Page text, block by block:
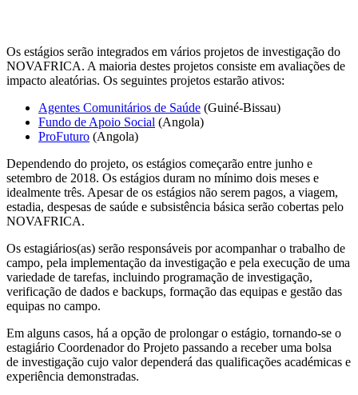
Os estágios serão integrados em vários projetos de investigação do
NOVAFRICA. A maioria destes projetos consiste em avaliações de
impacto aleatórias. Os seguintes projetos estarão ativos:
Agentes Comunitários de Saúde (Guiné-Bissau)
Fundo de Apoio Social (Angola)
ProFuturo (Angola)
Dependendo do projeto, os estágios começarão entre junho e
setembro de 2018. Os estágios duram no mínimo dois meses e
idealmente três. Apesar de os estágios não serem pagos, a viagem,
estadia, despesas de saúde e subsistência básica serão cobertas pelo
NOVAFRICA.
Os estagiários(as) serão responsáveis por acompanhar o trabalho de
campo, pela implementação da investigação e pela execução de uma
variedade de tarefas, incluindo programação de investigação,
verificação de dados e backups, formação das equipas e gestão das
equipas no campo.
Em alguns casos, há a opção de prolongar o estágio, tornando-se o
estagiário Coordenador do Projeto passando a receber uma bolsa
de investigação cujo valor dependerá das qualificações académicas e
experiência demonstradas.